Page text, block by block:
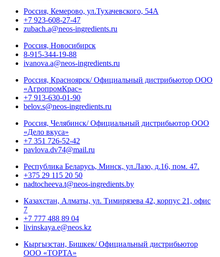
Россия, Кемерово, ул.Тухачевского, 54А
+7 923-608-27-47
zubach.a@neos-ingredients.ru
Россия, Новосибирск
8-915-344-19-88
ivanova.a@neos-ingredients.ru
Россия, Красноярск/ Официальный дистрибьютор ООО
«АгропромКрас»
+7 913-630-01-90
belov.s@neos-ingredients.ru
Россия, Челябинск/ Официальный дистрибьютор ООО
«Дело вкуса»
+7 351 726-52-42
pavlova.dv74@mail.ru
Республика Беларусь, Минск, ул.Лазо, д.16, пом. 47.
+375 29 115 20 50
nadtocheeva.t@neos-ingredients.by
Казахстан, Алматы, ул. Тимирязева 42, корпус 21, офис
7
+7 777 488 89 04
livinskaya.e@neos.kz
Кыргызстан, Бишкек/ Официальный дистрибьютор
ООО «ТОРТА»